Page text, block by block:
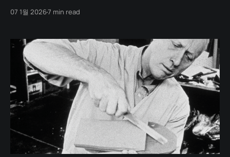
는 하루아침에 모든 것을 잃을 위기에 처했다. "폐망하게 될
간, 그는 자신만의 제국을 세우기로 결심한다. 마감 시간에
쫓겨
07 1월 20267 min read